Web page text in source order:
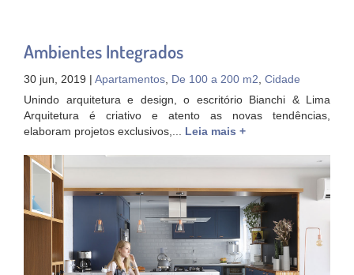
Ambientes Integrados
30 jun, 2019 | Apartamentos, De 100 a 200 m2, Cidade
Unindo arquitetura e design, o escritório Bianchi & Lima
Arquitetura é criativo e atento as novas tendências,
elaboram projetos exclusivos,... Leia mais +